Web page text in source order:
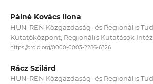
Pálné Kovács Ilona
HUN-REN Közgazdaság- és Regionális
Kutatóközpont, Regionális Kutatások
https://orcid.org/0000-0003-2286-6326
Rácz Szilárd
HUN-REN Közgazdaság- és Regionális